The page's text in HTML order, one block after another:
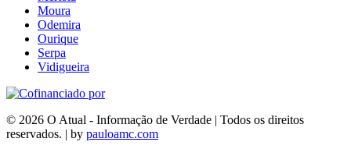
Moura
Odemira
Ourique
Serpa
Vidigueira
© 2026 O Atual - Informação de Verdade | Todos os direitos
reservados. | by pauloamc.com